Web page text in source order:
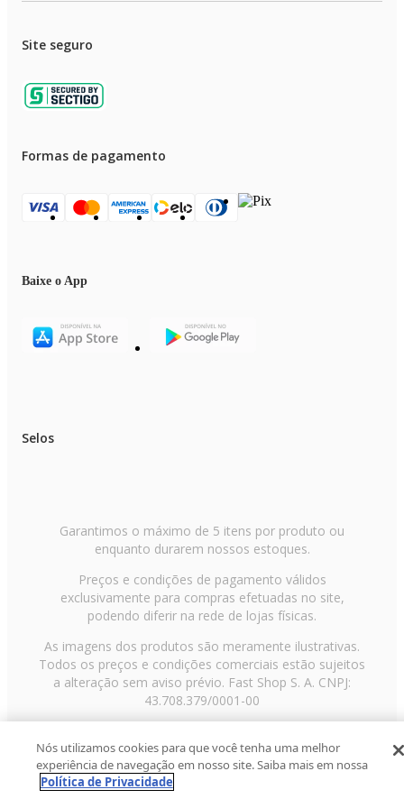
Site seguro
Formas de pagamento
Baixe o App
Selos
Garantimos o máximo de 5 itens por produto ou
enquanto durarem nossos estoques.
Preços e condições de pagamento válidos
exclusivamente para compras efetuadas no site,
podendo diferir na rede de lojas físicas.
As imagens dos produtos são meramente ilustrativas.
Todos os preços e condições comerciais estão sujeitos
a alteração sem aviso prévio. Fast Shop S. A. CNPJ:
43.708.379/0001-00
Paulo/SP, CEP 02029-001, Telefone: 11 3003-3728 ©
2013 Fast Shop - Todos os direitos reservadosRF
Nós utilizamos cookies para que você tenha uma melhor
experiência de navegação em nosso site. Saiba mais em nossa
Política de Privacidade